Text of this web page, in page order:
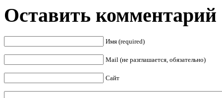
Оставить комментарий
Имя (required)
Mail (не разглашается, обязательно)
Сайт